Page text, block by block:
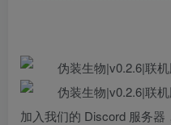
加入我们的 Discord 服务